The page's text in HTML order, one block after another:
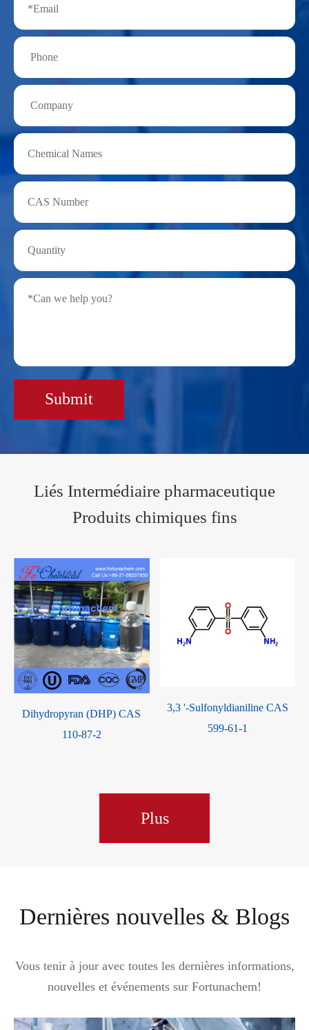
Submit
Liés Intermédiaire pharmaceutique
Produits chimiques fins
Dihydropyran (DHP) CAS
110-87-2
3,3 '-Sulfonyldianiline CAS
599-61-1
Plus
Dernières nouvelles & Blogs
Vous tenir à jour avec toutes les dernières informations,
nouvelles et événements sur Fortunachem!